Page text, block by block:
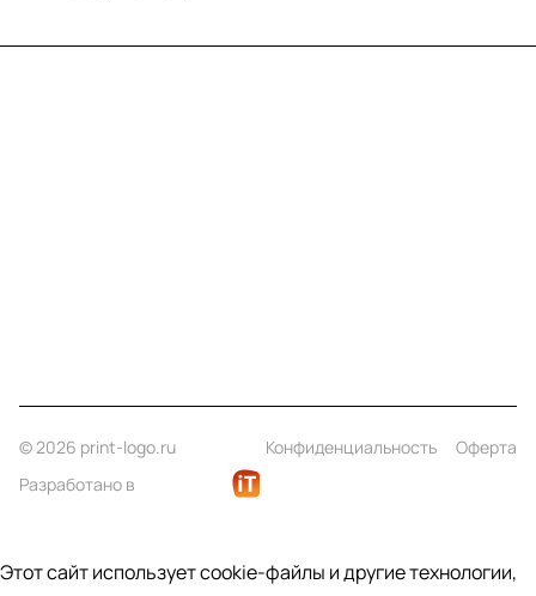
© 2026 print-logo.ru Конфиденциальность
Оферта
Разработано в
Этот сайт использует cookie-файлы и другие технологии,